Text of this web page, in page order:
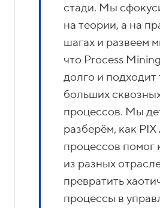
стади. Мы
на теории, а на
шагах и развеем
что Process
долго и подходит
больших
процессов. Мы
разберём, как
процессов помог
из разных
превратить
процессы в